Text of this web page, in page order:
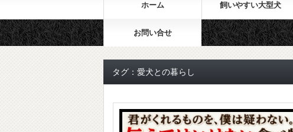
ホーム 飼いやすい大型犬
お問い合せ
タグ：愛犬との暮らし